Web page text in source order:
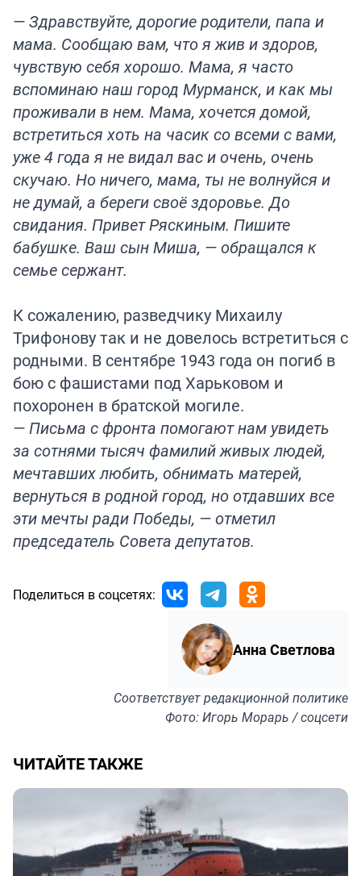
— Здравствуйте, дорогие родители, папа и
мама. Сообщаю вам, что я жив и здоров,
чувствую себя хорошо. Мама, я часто
вспоминаю наш город Мурманск, и как мы
проживали в нем. Мама, хочется домой,
встретиться хоть на часик со всеми с вами,
уже 4 года я не видал вас и очень, очень
скучаю. Но ничего, мама, ты не волнуйся и
не думай, а береги своё здоровье. До
свидания. Привет Ряскиным. Пишите
бабушке. Ваш сын Миша, — обращался к
семье сержант.
К сожалению, разведчику Михаилу
Трифонову так и не довелось встретиться с
родными. В сентябре 1943 года он погиб в
бою с фашистами под Харьковом и
похоронен в братской могиле.
— Письма с фронта помогают нам увидеть
за сотнями тысяч фамилий живых людей,
мечтавших любить, обнимать матерей,
вернуться в родной город, но отдавших все
эти мечты ради Победы, — отметил
председатель Совета депутатов.
Поделиться в соцсетях:
Анна Светлова
Соответствуетредакционной политике
Фото: Игорь Морарь / соцсети
ЧИТАЙТЕ ТАКЖЕ